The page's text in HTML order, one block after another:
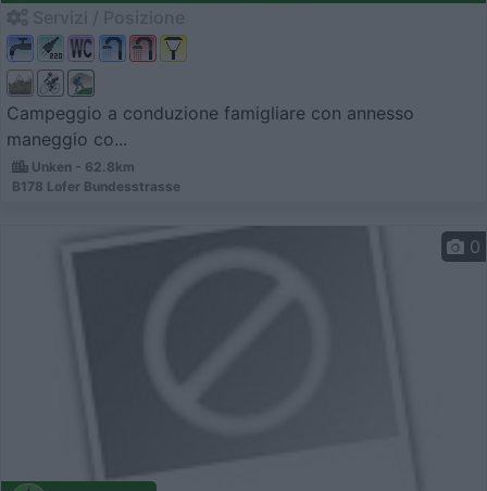
Campeggio a conduzione famigliare con annesso
maneggio co...
Unken - 62.8km
B178 Lofer Bundesstrasse
0